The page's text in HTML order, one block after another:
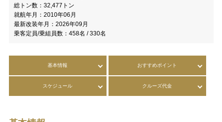
総トン数： 32,477トン
就航年月： 2010年06月
最新改装年月： 2026年09月
乗客定員/乗組員数： 458名 / 330名
基本情報 おすすめポイント
スケジュール クルーズ代金